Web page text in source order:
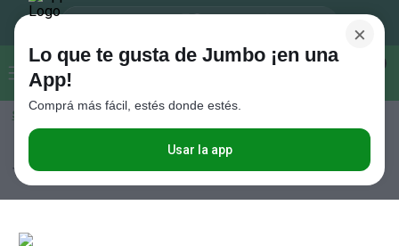
Buscar...
Seleccioná el método de entrega
×
Lo que te gusta de Jumbo ¡en una
App!
Comprá más fácil, estés donde estés.
Usar la app
A Base de Hierbas
Amargo Sabor Blanco 1,5 Lts Tres
Torres
Términos más buscados
Galletitas